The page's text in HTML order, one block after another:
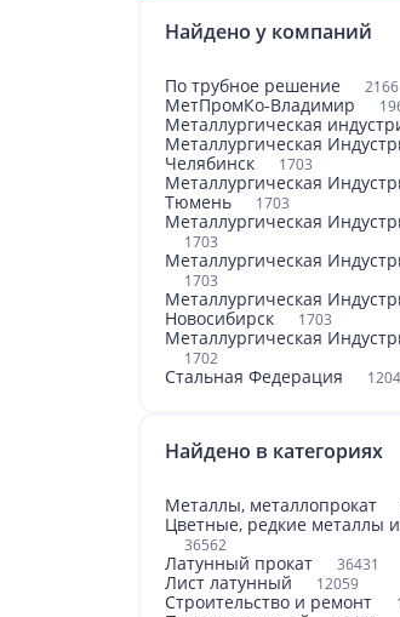
Найдено у компаний
По трубное решение 2166
МетПромКо-Владимир
Металлургическая
Металлургическая
Челябинск
1703
Металлургическая
Тюмень
1703
Металлургическая
1703
Металлургическая
1703
Металлургическая
Новосибирск
1703
Металлургическая
1702
Стальная Федерация 1204
Найдено в категориях
Металлы, металлопрокат
Цветные, редкие металлы
36562
Латунный прокат 36431
Лист латунный 12059
Строительство и ремонт